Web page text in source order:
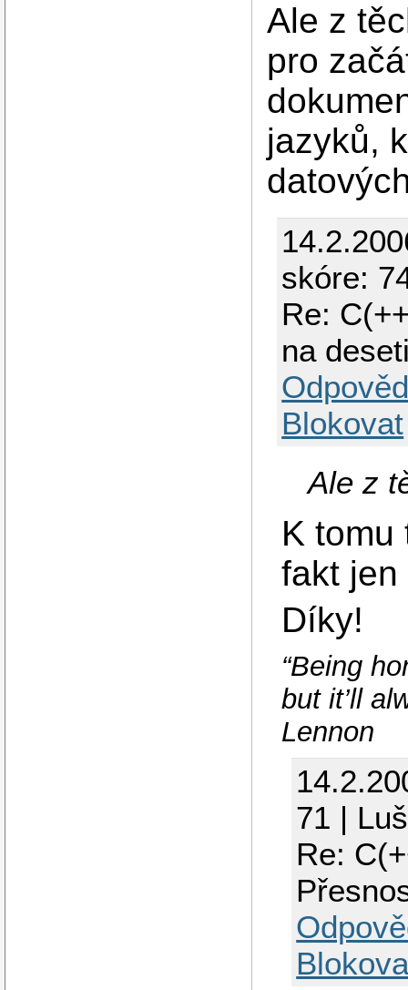
Ale z
pro
jazyků,
skóre:
Re:
na
Blokovat
Ale z
K
fakt
Díky!
“Being
but it’ll
Lennon
71 |
Re: